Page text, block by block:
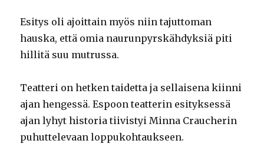
Esitys oli ajoittain myös niin tajuttoman
hauska, että omia naurunpyrskähdyksiä piti
hillitä suu mutrussa.
Teatteri on hetken taidetta ja sellaisena kiinni
ajan hengessä. Espoon teatterin esityksessä
ajan lyhyt historia tiivistyi Minna Craucherin
puhuttelevaan loppukohtaukseen.